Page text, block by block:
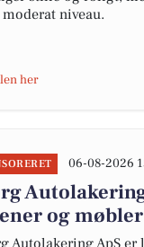
niveau.
her
06-08-2026
og
Autolakering ApS